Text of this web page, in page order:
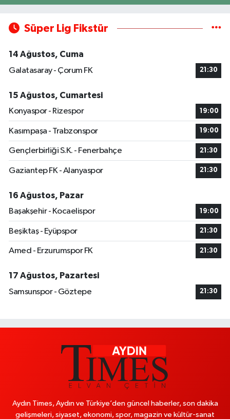
Süper Lig Fikstür
14 Ağustos, Cuma
Galatasaray - Çorum FK
21:30
15 Ağustos, Cumartesi
Konyaspor - Rizespor
19:00
Kasımpaşa - Trabzonspor 19:00
Gençlerbirliği S.K. - Fenerbahçe 21:30
Gaziantep FK - Alanyaspor 21:30
16 Ağustos, Pazar
Başakşehir - Kocaelispor
19:00
Beşiktaş - Eyüpspor 21:30
Amed - Erzurumspor FK 21:30
17 Ağustos, Pazartesi
Samsunspor - Göztepe
21:30
Aydın Times, Aydın ve Türkiye’den güncel haberler, son dakika
gelişmeleri, siyaset, ekonomi, spor, magazin ve kültür-sanat